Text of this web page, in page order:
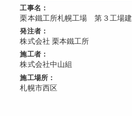
工事名：
栗本鐵工所札幌工場 第３工場
発注者：
株式会社 栗本鐵工所
施工者：
株式会社中山組
施工場所：
札幌市西区